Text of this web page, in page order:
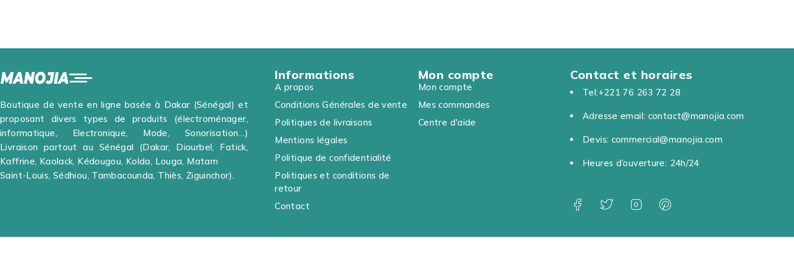
Boutique de vente en ligne basée à Dakar (Sénégal) et
proposant divers types de produits (électroménager,
informatique, Electronique, Mode, Sonorisation…)
Livraison partout au Sénégal (Dakar, Diourbel, Fatick,
Kaffrine, Kaolack, Kédougou, Kolda, Louga, Matam
Saint-Louis, Sédhiou, Tambacounda, Thiès, Ziguinchor).
Informations
A propos
Conditions Générales de vente
Politiques de livraisons
Mentions légales
Politique de confidentialité
Politiques et conditions de
retour
Contact
Mon compte
Mon compte
Mes commandes
Centre d'aide
Contact et horaires
Tel:+221 76 263 72 28
Adresse email: contact@manojia.com
Devis: commercial@manojia.com
Heures d’ouverture: 24h/24